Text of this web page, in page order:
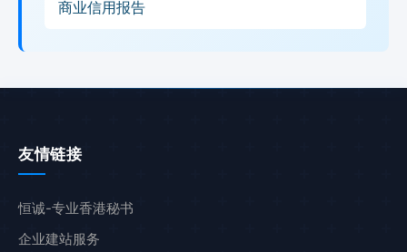
商业信用报告
友情链接
恒诚-专业香港秘书
企业建站服务